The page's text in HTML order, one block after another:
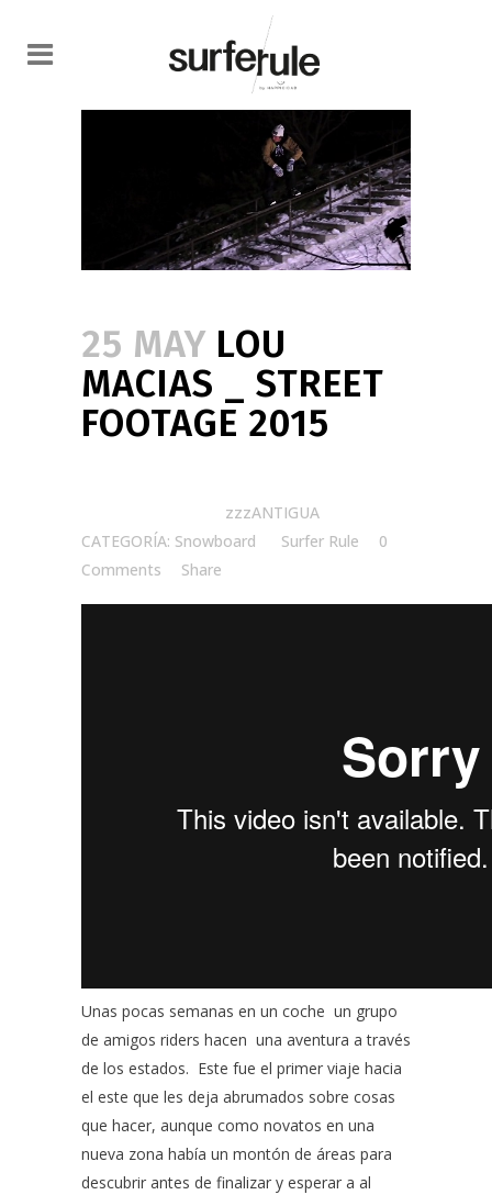
25 MAY LOU
MACIAS _ STREET
FOOTAGE 2015
zzzANTIGUA
CATEGORÍA: Snowboard
Surfer Rule
0
Comments
Share
Unas pocas semanas en un coche un grupo
de amigos riders hacen una aventura a través
de los estados. Este fue el primer viaje hacia
el este que les deja abrumados sobre cosas
que hacer, aunque como novatos en una
nueva zona había un montón de áreas para
descubrir antes de finalizar y esperar a al